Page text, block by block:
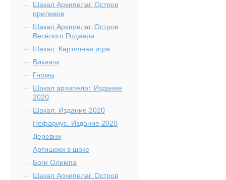
Шакал Архипелаг. Остров
приливов
Шакал Архипелаг. Остров
Весёлого Роджера
Шакал. Карточная игра
Викинги
Гномы
Шакал архипелаг. Издание
2020
Шакал. Издание 2020
Нефариус. Издание 2020
Деревни
Артишоки в шоке
Боги Олимпа
Шакал Архипелаг. Остров